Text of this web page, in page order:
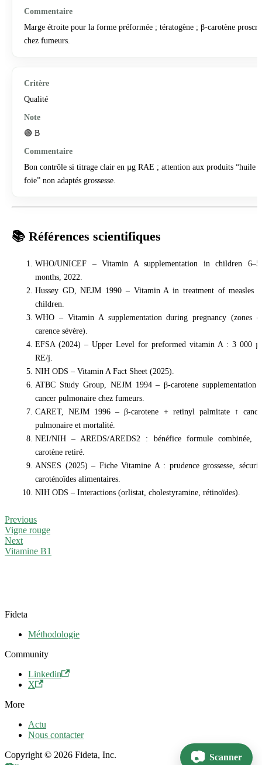
Scanner
Marge étroite pour la forme préformée ; tératogène ; β-carotène proscrit
chez fumeurs.
Qualité
🟢 B
Bon contrôle si titrage clair en µg RAE ; attention aux produits “huile
foie” non adaptés grossesse.
📚 Références scientifiques
WHO/UNICEF – Vitamin A supplementation in children
months, 2022.
Hussey GD, NEJM 1990 – Vitamin A in treatment of measles
children.
WHO – Vitamin A supplementation during pregnancy (zones
carence sévère).
EFSA (2024) – Upper Level for preformed vitamin A : 3 000
RE/j.
NIH ODS – Vitamin A Fact Sheet (2025).
ATBC Study Group, NEJM 1994 – β-carotene supplementation
cancer pulmonaire chez fumeurs.
CARET, NEJM 1996 – β-carotene + retinyl palmitate ↑
pulmonaire et mortalité.
NEI/NIH – AREDS/AREDS2 : bénéfice formule combinée,
carotène retiré.
ANSES (2025) – Fiche Vitamine A : prudence grossesse,
caroténoïdes alimentaires.
NIH ODS – Interactions (orlistat, cholestyramine, rétinoïdes).
Previous
Vigne rouge
Next
Vitamine B1
Fideta
Méthodologie
Community
Linkedin
X
More
Actu
Nous contacter
Copyright © 2026 Fideta, Inc.